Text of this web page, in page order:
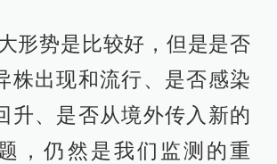
形势是比较好，但是是否
株出现和流行、是否感染
升、是否从境外传入新的
，仍然是我们监测的重